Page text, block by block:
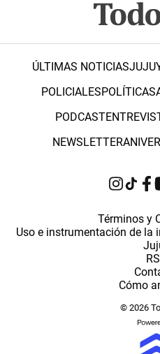
ÚLTIMAS NOTICIAS
POLICIALESPOLÍTICA
PODCAST
NEWSLETTER
Términos y
Uso e instrumentación de la
Cómo
© 2026